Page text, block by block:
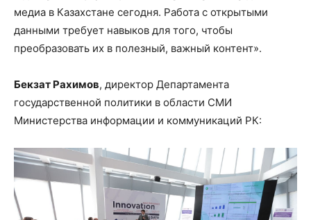
медиа в Казахстане сегодня. Работа с открытыми
данными требует навыков для того, чтобы
преобразовать их в полезный, важный контент».
Бекзат Рахимов, директор Департамента
государственной политики в области СМИ
Министерства информации и коммуникаций РК: